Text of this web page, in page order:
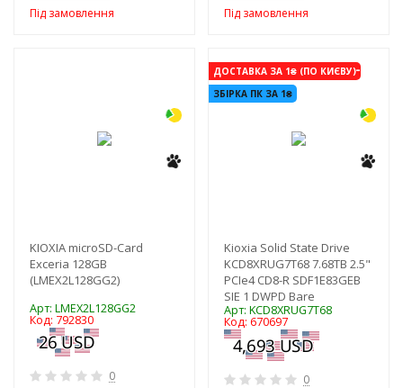
Під замовлення Під замовлення
KIOXIA microSD-Card
Exceria 128GB
(LMEX2L128GG2)
Арт: LMEX2L128GG2
Код: 792830
0
ДОСТАВКА ЗА 1₴ (ПО КИЄВУ)
ЗБІРКА ПК ЗА 1₴
-3%
Kioxia Solid State Drive
KCD8XRUG7T68 7.68TB 2.5"
PCIe4 CD8-R SDF1E83GEB
SIE 1 DWPD Bare
Арт: KCD8XRUG7T68
Код: 670697
0